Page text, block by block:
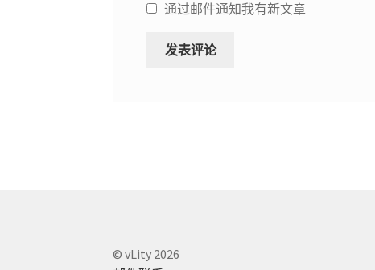
通过邮件通知我有新文章
© vLity 2026